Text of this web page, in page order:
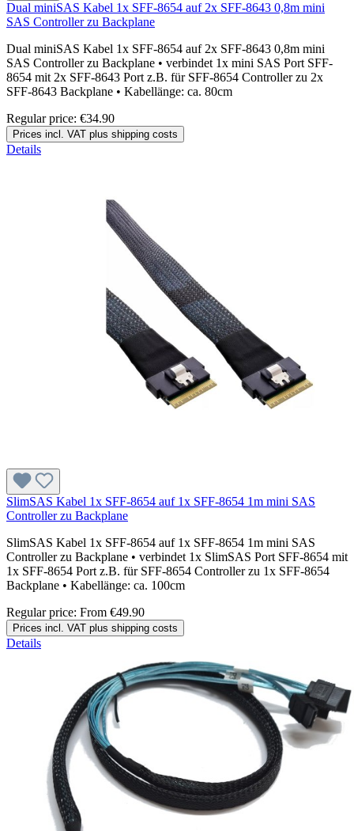
Dual miniSAS Kabel 1x SFF-8654 auf 2x SFF-8643 0,8m mini
SAS Controller zu Backplane
Dual miniSAS Kabel 1x SFF-8654 auf 2x SFF-8643 0,8m mini
SAS Controller zu Backplane • verbindet 1x mini SAS Port SFF-
8654 mit 2x SFF-8643 Port z.B. für SFF-8654 Controller zu 2x
SFF-8643 Backplane • Kabellänge: ca. 80cm
Regular price: €34.90
Prices incl. VAT plus shipping costs
Details
SlimSAS Kabel 1x SFF-8654 auf 1x SFF-8654 1m mini SAS
Controller zu Backplane
SlimSAS Kabel 1x SFF-8654 auf 1x SFF-8654 1m mini SAS
Controller zu Backplane • verbindet 1x SlimSAS Port SFF-8654 mit
1x SFF-8654 Port z.B. für SFF-8654 Controller zu 1x SFF-8654
Backplane • Kabellänge: ca. 100cm
Regular price: From €49.90
Prices incl. VAT plus shipping costs
Details